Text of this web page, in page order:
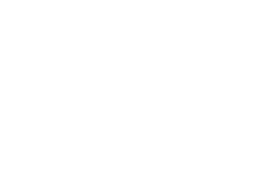
för att hantera åtkomst till ditt konto
i vår